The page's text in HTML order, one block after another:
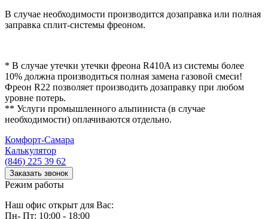
В случае необходимости производится дозаправка или полная
заправка сплит-системы фреоном.
* В случае утечки утечки фреона R410A из системы более
10% должна производиться полная замена газовой смеси!
Фреон R22 позволяет производить дозаправку при любом
уровне потерь.
** Услуги промышленного альпиниста (в случае
необходимости) оплачиваются отдельно.
Комфорт-Самара
Калькулятор
(846) 225 39 62
Заказать звонок
Режим работы
Наш офис открыт для Вас:
Пн- Пт: 10:00 - 18:00